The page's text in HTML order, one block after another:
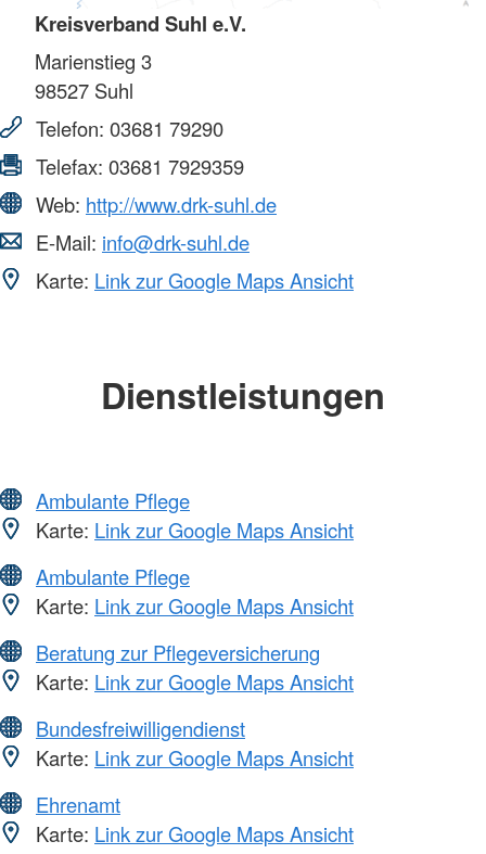
Kreisverband Suhl e.V.
Marienstieg 3
98527 Suhl
Telefon: 03681 79290
Telefax: 03681 7929359
Web: http://www.drk-suhl.de
E-Mail: info@drk-suhl.de
Karte: Link zur Google Maps Ansicht
Dienstleistungen
Ambulante Pflege
Karte: Link zur Google Maps Ansicht
Ambulante Pflege
Karte: Link zur Google Maps Ansicht
Beratung zur Pflegeversicherung
Karte: Link zur Google Maps Ansicht
Bundesfreiwilligendienst
Karte: Link zur Google Maps Ansicht
Ehrenamt
Karte: Link zur Google Maps Ansicht